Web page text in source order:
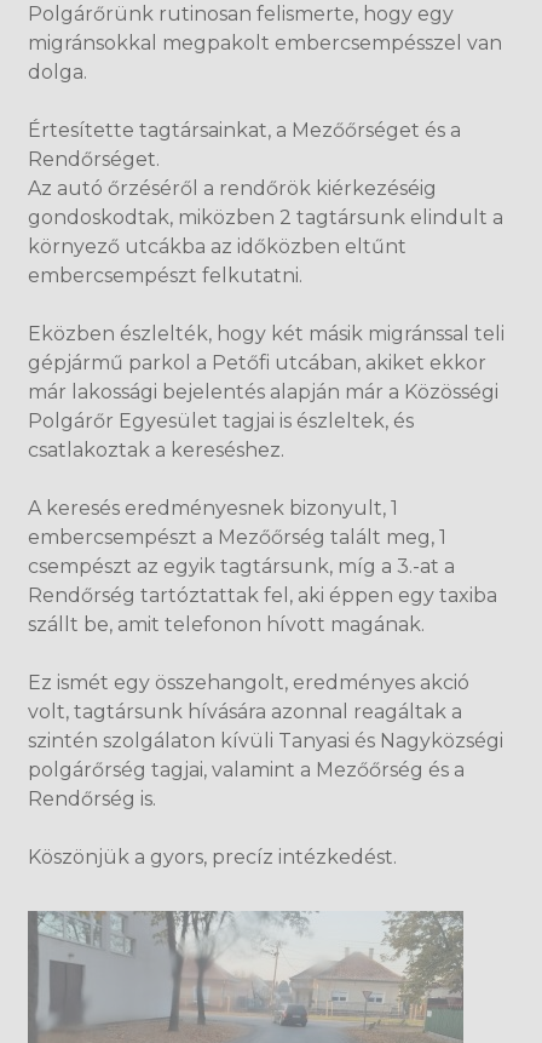
Polgárőrünk rutinosan felismerte, hogy egy
migránsokkal megpakolt embercsempésszel van
dolga.
Értesítette tagtársainkat, a Mezőőrséget és a
Rendőrséget.
Az autó őrzéséről a rendőrök kiérkezéséig
gondoskodtak, miközben 2 tagtársunk elindult a
környező utcákba az időközben eltűnt
embercsempészt felkutatni.
Eközben észlelték, hogy két másik migránssal teli
gépjármű parkol a Petőfi utcában, akiket ekkor
már lakossági bejelentés alapján már a Közösségi
Polgárőr Egyesület tagjai is észleltek, és
csatlakoztak a kereséshez.
A keresés eredményesnek bizonyult, 1
embercsempészt a Mezőőrség talált meg, 1
csempészt az egyik tagtársunk, míg a 3.-at a
Rendőrség tartóztattak fel, aki éppen egy taxiba
szállt be, amit telefonon hívott magának.
Ez ismét egy összehangolt, eredményes akció
volt, tagtársunk hívására azonnal reagáltak a
szintén szolgálaton kívüli Tanyasi és Nagyközségi
polgárőrség tagjai, valamint a Mezőőrség és a
Rendőrség is.
Köszönjük a gyors, precíz intézkedést.